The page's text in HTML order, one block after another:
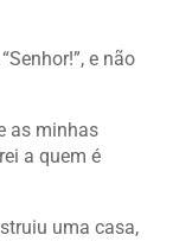
e não
as minhas
a quem é
uma casa,